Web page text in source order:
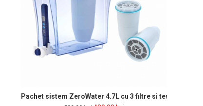
Pachet sistem ZeroWater 4.7L cu 3 filtre si tester de